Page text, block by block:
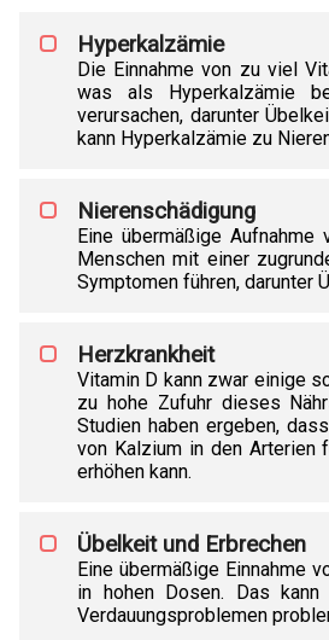
Hyperkalzämie
Die Einnahme von zu viel
was als Hyperkalzämie
verursachen, darunter
kann Hyperkalzämie zu
Nierenschädigung
Eine übermäßige
Menschen mit einer
Symptomen führen, darunter
Herzkrankheit
Vitamin D kann zwar einige
zu hohe Zufuhr dieses
Studien haben ergeben,
von Kalzium in den Arterien
erhöhen kann.
Übelkeit und Erbrechen
Eine übermäßige Einnahme
in hohen Dosen. Das
Verdauungsproblemen